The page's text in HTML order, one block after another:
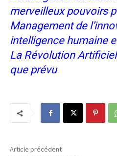
merveilleux pouvoirs
Management de
intelligence humaine
La Révolution
que prévu
Article précédent